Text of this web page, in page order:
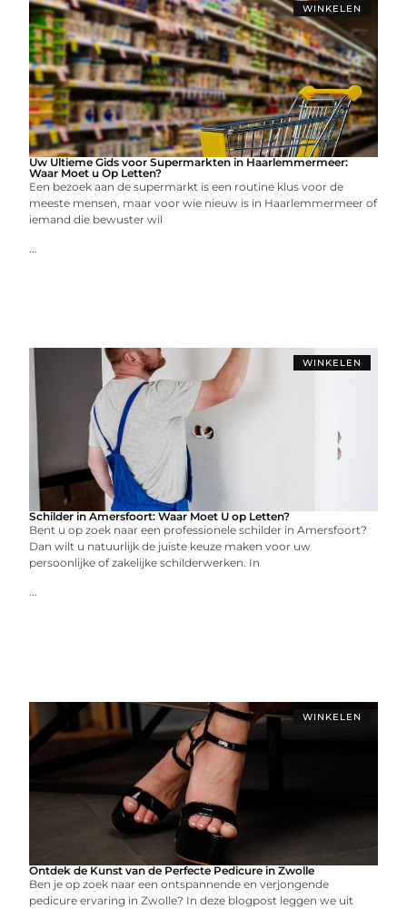
WINKELEN
Uw Ultieme Gids voor Supermarkten in Haarlemmermeer:
Waar Moet u Op Letten?
Een bezoek aan de supermarkt is een routine klus voor de
meeste mensen, maar voor wie nieuw is in Haarlemmermeer of
iemand die bewuster wil
...
WINKELEN
Schilder in Amersfoort: Waar Moet U op Letten?
Bent u op zoek naar een professionele schilder in Amersfoort?
Dan wilt u natuurlijk de juiste keuze maken voor uw
persoonlijke of zakelijke schilderwerken. In
...
WINKELEN
Ontdek de Kunst van de Perfecte Pedicure in Zwolle
Ben je op zoek naar een ontspannende en verjongende
pedicure ervaring in Zwolle? In deze blogpost leggen we uit